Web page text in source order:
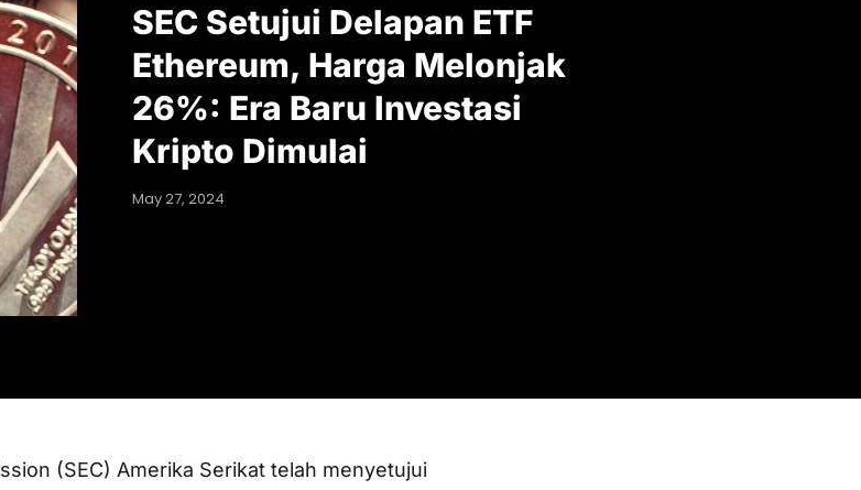
SEC Setujui Delapan ETF
Ethereum, Harga Melonjak
26%: Era Baru Investasi
Kripto Dimulai
May 27, 2024
(SEC) Amerika Serikat telah menyetujui